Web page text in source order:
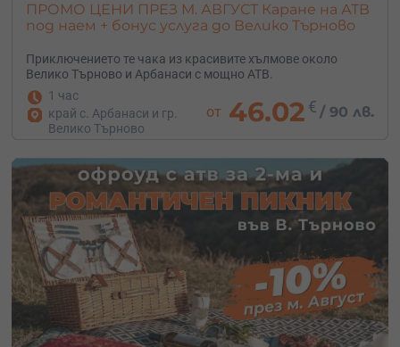
ПРОМО ЦЕНИ ПРЕЗ М. АВГУСТ Каране на АТВ
под наем + бонус услуга до Велико Търново
Приключението те чака из красивите хълмове около
Велико Търново и Арбанаси с мощно АТВ.
1 час
край с. Арбанаси и гр.
Велико Търново
от 46.02 € / 90 лв.